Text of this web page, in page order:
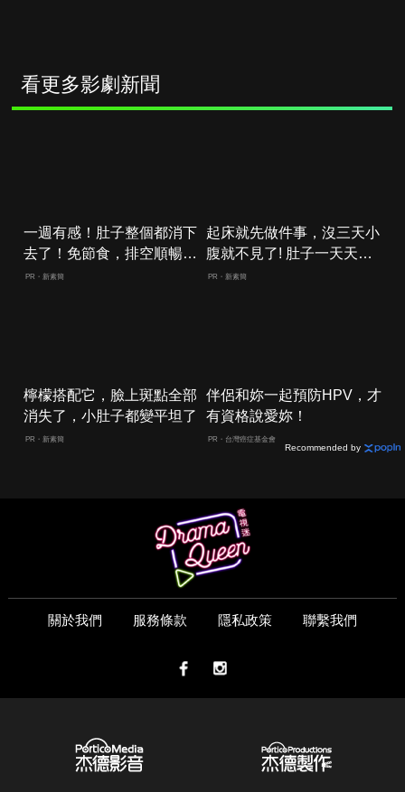
看更多影劇新聞
一週有感！肚子整個都消下
去了！免節食，排空順暢就
夠
PR・新素簡
起床就先做件事，沒三天小
腹就不見了! 肚子一天天變
小！
PR・新素簡
檸檬搭配它，臉上斑點全部
消失了，小肚子都變平坦了
PR・新素簡
伴侶和妳一起預防HPV，才
有資格說愛妳！
PR・台灣癌症基金會
Recommended by
關於我們 服務條款 隱私政策 聯繫我們